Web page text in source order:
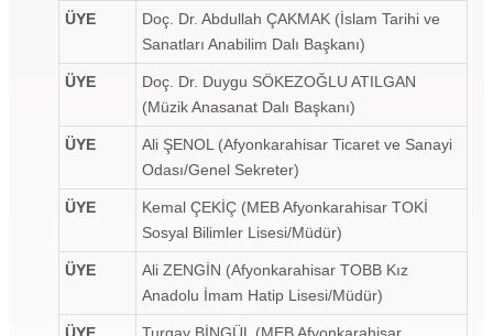
ÜYE
Doç. Dr. Abdullah ÇAKMAK (İslam Tarihi ve
Sanatları Anabilim Dalı Başkanı)
ÜYE
Doç. Dr. Duygu SÖKEZOĞLU ATILGAN
(Müzik Anasanat Dalı Başkanı)
ÜYE
Ali ŞENOL (Afyonkarahisar Ticaret ve Sanayi
Odası/Genel Sekreter)
ÜYE
Kemal ÇEKİÇ (MEB Afyonkarahisar TOKİ
Sosyal Bilimler Lisesi/Müdür)
ÜYE
Ali ZENGİN (Afyonkarahisar TOBB Kız
Anadolu İmam Hatip Lisesi/Müdür)